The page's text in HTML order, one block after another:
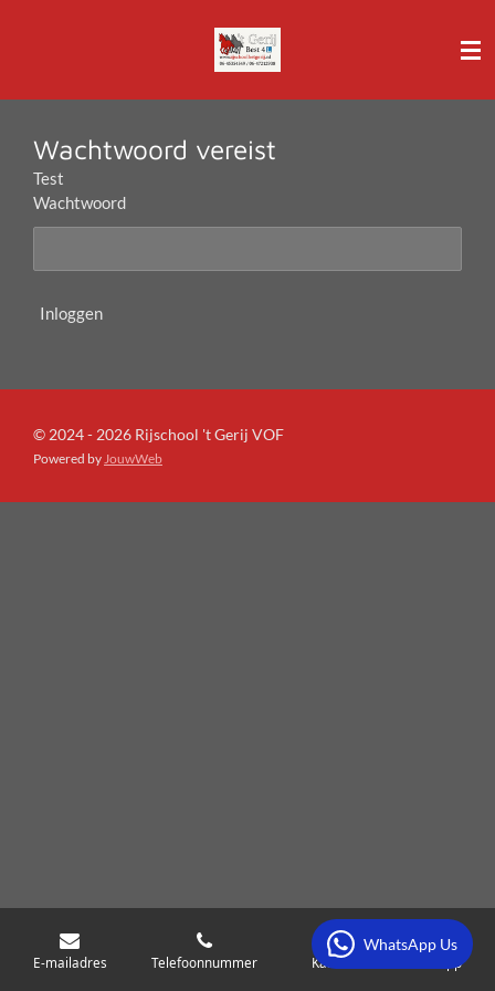
Wachtwoord vereist
Test
Wachtwoord
Inloggen
© 2024 - 2026 Rijschool 't Gerij VOF
Powered by JouwWeb
E-mailadres Telefoonnummer Kaart WhatsApp
WhatsApp Us